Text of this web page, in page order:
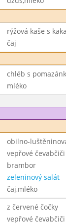
rýžová kaše s
čaj
chléb s
mléko
obilno-
vepřové čevabčiči
brambor
zeleninový salát
čaj,mléko
z červené čočky
vepřové čevabčiči